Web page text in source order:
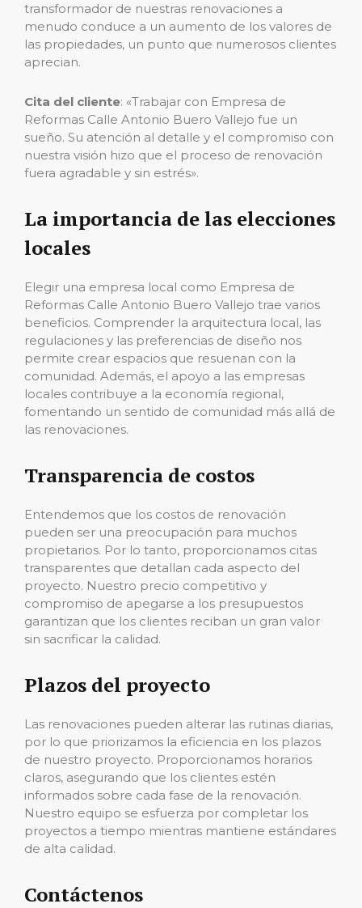
transformador de nuestras renovaciones a
menudo conduce a un aumento de los valores de
las propiedades, un punto que numerosos clientes
aprecian.
Cita del cliente: «Trabajar con Empresa de
Reformas Calle Antonio Buero Vallejo fue un
sueño. Su atención al detalle y el compromiso con
nuestra visión hizo que el proceso de renovación
fuera agradable y sin estrés».
La importancia de las elecciones
locales
Elegir una empresa local como Empresa de
Reformas Calle Antonio Buero Vallejo trae varios
beneficios. Comprender la arquitectura local, las
regulaciones y las preferencias de diseño nos
permite crear espacios que resuenan con la
comunidad. Además, el apoyo a las empresas
locales contribuye a la economía regional,
fomentando un sentido de comunidad más allá de
las renovaciones.
Transparencia de costos
Entendemos que los costos de renovación
pueden ser una preocupación para muchos
propietarios. Por lo tanto, proporcionamos citas
transparentes que detallan cada aspecto del
proyecto. Nuestro precio competitivo y
compromiso de apegarse a los presupuestos
garantizan que los clientes reciban un gran valor
sin sacrificar la calidad.
Plazos del proyecto
Las renovaciones pueden alterar las rutinas diarias,
por lo que priorizamos la eficiencia en los plazos
de nuestro proyecto. Proporcionamos horarios
claros, asegurando que los clientes estén
informados sobre cada fase de la renovación.
Nuestro equipo se esfuerza por completar los
proyectos a tiempo mientras mantiene estándares
de alta calidad.
Contáctenos